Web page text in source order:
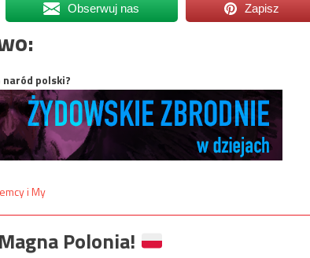
Obserwuj nas Zapisz
naród polski?
Polonia!